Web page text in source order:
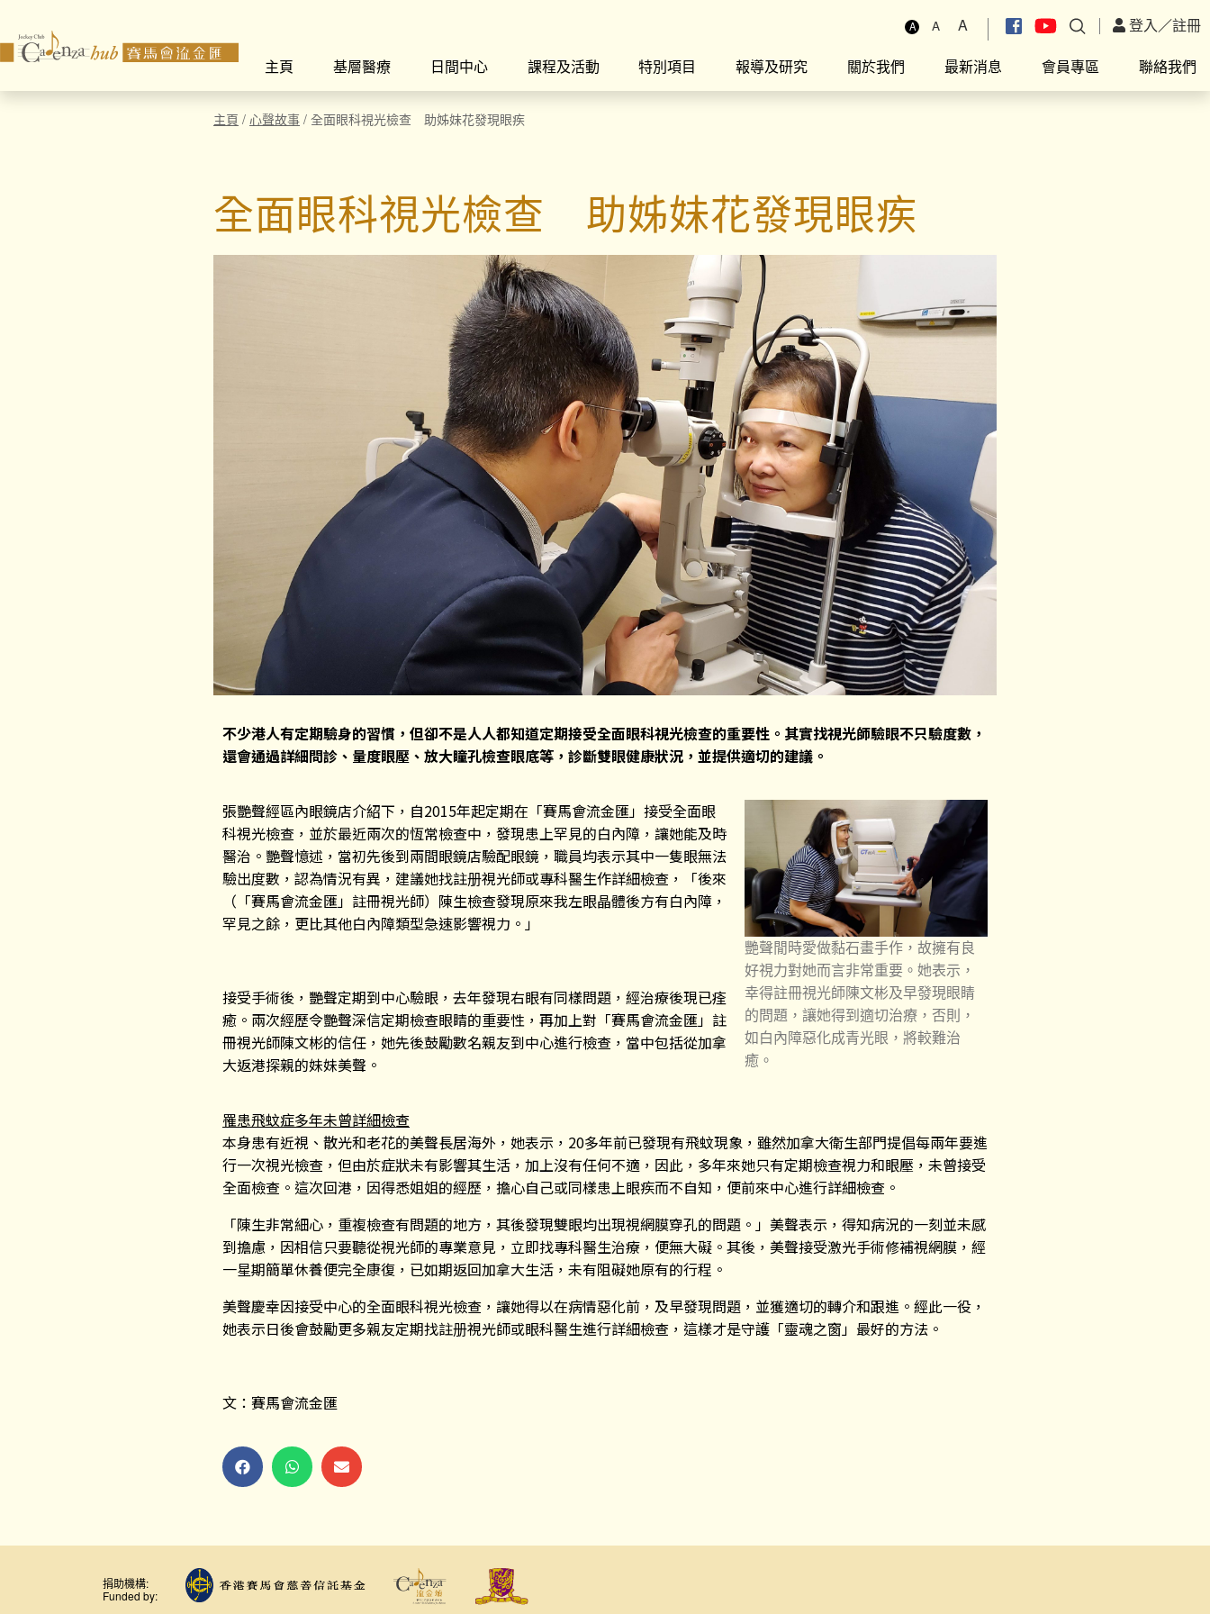
A A A 登入／註冊
主頁
基層醫療 日間中心 課程及活動 特別項目 報導及研究 關於我們 最新消息 會員專區 聯絡我們
主頁 / 心聲故事 / 全面眼科視光檢查 助姊妹花發現眼疾
全面眼科視光檢查 助姊妹花發現眼疾
不少港人有定期驗身的習慣，但卻不是人人都知道定期接受全面眼科視光檢查的重要性。其實找視光師驗眼不只驗度數，
還會通過詳細問診、量度眼壓、放大瞳孔檢查眼底等，診斷雙眼健康狀況，並提供適切的建議。
張艷聲經區內眼鏡店介紹下，自2015年起定期在「賽馬會流金匯」接受全面眼
科視光檢查，並於最近兩次的恆常檢查中，發現患上罕見的白內障，讓她能及時
醫治。艷聲憶述，當初先後到兩間眼鏡店驗配眼鏡，職員均表示其中一隻眼無法
驗出度數，認為情況有異，建議她找註册視光師或專科醫生作詳細檢查，「後來
（「賽馬會流金匯」註冊視光師）陳生檢查發現原來我左眼晶體後方有白內障，
罕見之餘，更比其他白內障類型急速影響視力。」
接受手術後，艷聲定期到中心驗眼，去年發現右眼有同樣問題，經治療後現已痊
癒。兩次經歷令艷聲深信定期檢查眼睛的重要性，再加上對「賽馬會流金匯」註
冊視光師陳文彬的信任，她先後鼓勵數名親友到中心進行檢查，當中包括從加拿
大返港探親的妹妹美聲。
艷聲閒時愛做黏石畫手作，故擁有良
好視力對她而言非常重要。她表示，
幸得註冊視光師陳文彬及早發現眼睛
的問題，讓她得到適切治療，否則，
如白內障惡化成青光眼，將較難治
癒。
罹患飛蚊症多年未曾詳細檢查
本身患有近視、散光和老花的美聲長居海外，她表示，20多年前已發現有飛蚊現象，雖然加拿大衛生部門提倡每兩年要進
行一次視光檢查，但由於症狀未有影響其生活，加上沒有任何不適，因此，多年來她只有定期檢查視力和眼壓，未曾接受
全面檢查。這次回港，因得悉姐姐的經歷，擔心自己或同樣患上眼疾而不自知，便前來中心進行詳細檢查。
「陳生非常細心，重複檢查有問題的地方，其後發現雙眼均出現視網膜穿孔的問題。」美聲表示，得知病況的一刻並未感
到擔慮，因相信只要聽從視光師的專業意見，立即找專科醫生治療，便無大礙。其後，美聲接受激光手術修補視網膜，經
一星期簡單休養便完全康復，已如期返回加拿大生活，未有阻礙她原有的行程。
美聲慶幸因接受中心的全面眼科視光檢查，讓她得以在病情惡化前，及早發現問題，並獲適切的轉介和跟進。經此一役，
她表示日後會鼓勵更多親友定期找註册視光師或眼科醫生進行詳細檢查，這樣才是守護「靈魂之窗」最好的方法。
文：賽馬會流金匯
捐助機構:
Funded by: